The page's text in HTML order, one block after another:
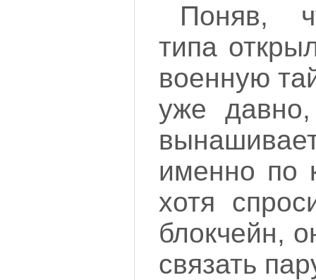
Поняв,
типа
военную
уже
именно по
хотя
блокчейн,
связать